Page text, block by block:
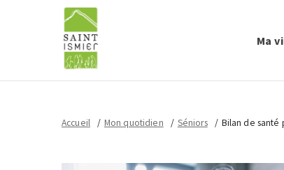
Ma
Accueil Mon quotidien Séniors Bilan de santé